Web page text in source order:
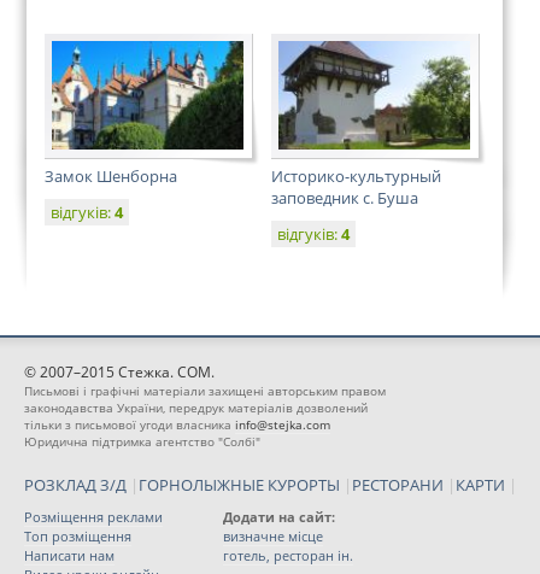
Замок Шенборна
відгуків:4
Историко-культурный
заповедник с. Буша
відгуків:4
© 2007–2015 Стежка. COM.
Письмові і графічні матеріали захищені авторським правом
законодавства України, передрук матеріалів дозволений
тільки з письмової угоди власника info@stejka.com
Юридична підтримка агентство "Солбі"
РОЗКЛАД З/Д | ГОРНОЛЫЖНЫЕ КУРОРТЫ | РЕСТОРАНИ | КАРТИ |
Розміщення реклами
Топ розміщення
Написати нам
Додати на сайт:
визначне місце
готель, ресторан ін.